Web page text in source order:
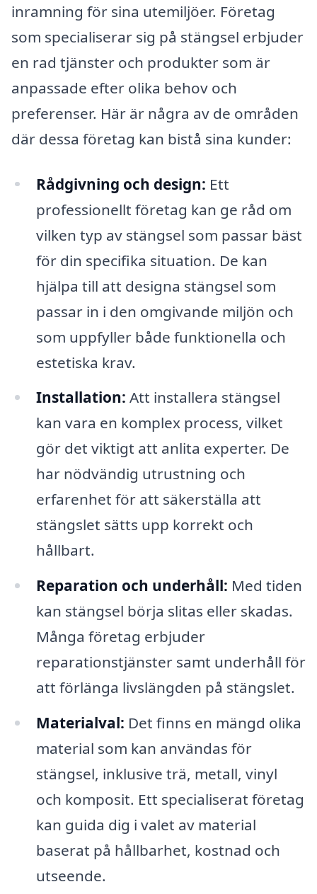
inramning för sina utemiljöer. Företag
som specialiserar sig på stängsel erbjuder
en rad tjänster och produkter som är
anpassade efter olika behov och
preferenser. Här är några av de områden
där dessa företag kan bistå sina kunder:
Rådgivning och design: Ett
professionellt företag kan ge råd om
vilken typ av stängsel som passar bäst
för din specifika situation. De kan
hjälpa till att designa stängsel som
passar in i den omgivande miljön och
som uppfyller både funktionella och
estetiska krav.
Installation: Att installera stängsel
kan vara en komplex process, vilket
gör det viktigt att anlita experter. De
har nödvändig utrustning och
erfarenhet för att säkerställa att
stängslet sätts upp korrekt och
hållbart.
Reparation och underhåll: Med tiden
kan stängsel börja slitas eller skadas.
Många företag erbjuder
reparationstjänster samt underhåll för
att förlänga livslängden på stängslet.
Materialval: Det finns en mängd olika
material som kan användas för
stängsel, inklusive trä, metall, vinyl
och komposit. Ett specialiserat företag
kan guida dig i valet av material
baserat på hållbarhet, kostnad och
utseende.